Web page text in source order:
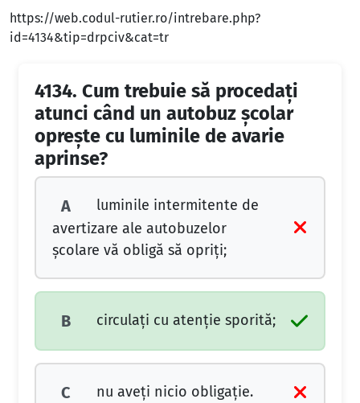
https://web.codul-rutier.ro/intrebare.php?
id=4134&tip=drpciv&cat=tr
4134. Cum trebuie să procedați
atunci când un autobuz școlar
oprește cu luminile de avarie
aprinse?
A
luminile intermitente de
avertizare ale autobuzelor
școlare vă obligă să opriți;
B circulați cu atenție sporită;
C nu aveți nicio obligație.